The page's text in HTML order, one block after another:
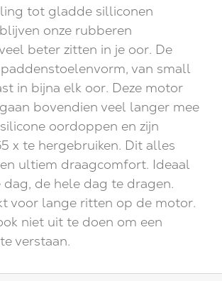
tot gladde silliconen
onze rubberen
beter zitten in je oor. De
van small
in bijna elk oor. Deze motor
bovendien veel langer mee
oordoppen en zijn
x te hergebruiken. Dit alles
ultiem draagcomfort. Ideaal
dag, de hele dag te dragen.
voor lange ritten op de motor.
niet uit te doen om een
verstaan.